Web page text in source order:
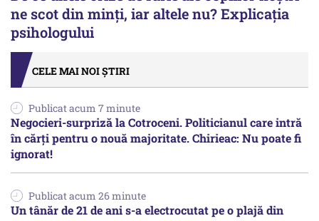
ne scot din minți, iar altele nu? Explicația
psihologului
CELE MAI NOI ȘTIRI
Publicat acum 7 minute
Negocieri-surpriză la Cotroceni. Politicianul care intră
în cărți pentru o nouă majoritate. Chirieac: Nu poate fi
ignorat!
Publicat acum 26 minute
Un tânăr de 21 de ani s-a electrocutat pe o plajă din